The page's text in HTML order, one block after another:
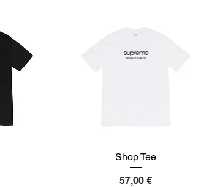
Shop Tee
Preis
57,00 €